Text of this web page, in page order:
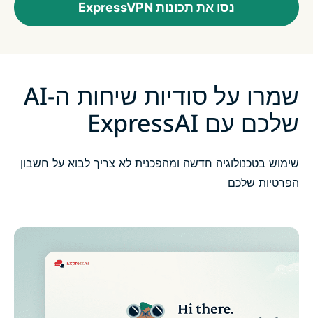
נסו את תכונות ExpressVPN
שמרו על סודיות שיחות ה-AI
שלכם עם ExpressAI
שימוש בטכנולוגיה חדשה ומהפכנית לא צריך לבוא על חשבון
הפרטיות שלכם